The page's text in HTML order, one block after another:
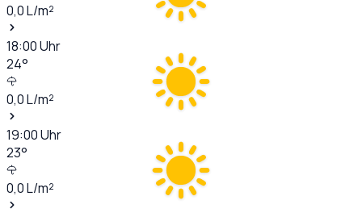
0,0L/m²
18:00Uhr
24°
0,0L/m²
19:00Uhr
23°
0,0L/m²